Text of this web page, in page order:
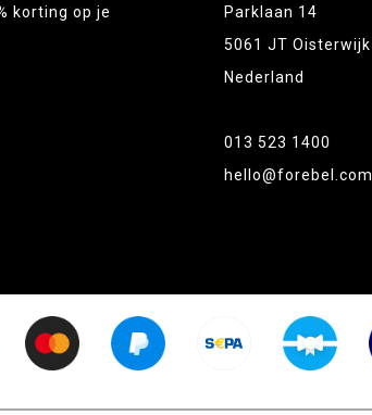
korting op je
Parklaan 14
5061 JT Oisterwijk
Nederland
013 523 1400
hello@forebel.com